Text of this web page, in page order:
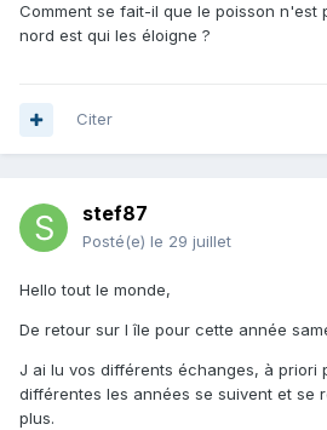
Comment se fait-il que le poisson n'est
nord est qui les éloigne ?
Citer
stef87
Posté(e) le 29 juillet
Hello tout le monde,
De retour sur l île pour cette année
J ai lu vos différents échanges, à priori
différentes les années se suivent et se
plus.